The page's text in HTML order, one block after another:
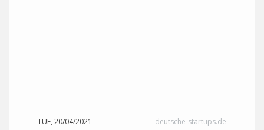
TUE, 20/04/2021 deutsche-startups.de